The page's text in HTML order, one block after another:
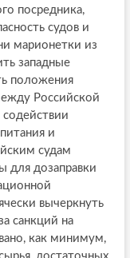
посредника,
судов и
марионетки из
западные
положения
Российской
и
судам
для дозаправки
вычеркнуть
санкций на
как минимум,